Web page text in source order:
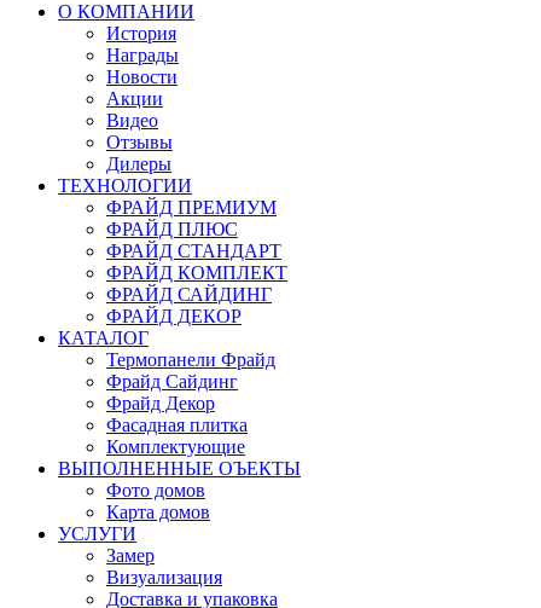
О КОМПАНИИ
История
Награды
Новости
Акции
Видео
Отзывы
Дилеры
ТЕХНОЛОГИИ
ФРАЙД ПРЕМИУМ
ФРАЙД ПЛЮС
ФРАЙД СТАНДАРТ
ФРАЙД КОМПЛЕКТ
ФРАЙД САЙДИНГ
ФРАЙД ДЕКОР
КАТАЛОГ
Термопанели Фрайд
Фрайд Сайдинг
Фрайд Декор
Фасадная плитка
Комплектующие
ВЫПОЛНЕННЫЕ ОЪЕКТЫ
Фото домов
Карта домов
УСЛУГИ
Замер
Визуализация
Доставка и упаковка